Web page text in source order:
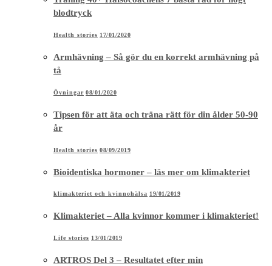
blodtryck
Health stories 17/01/2020
Armhävning – Så gör du en korrekt armhävning på
tå
Övningar 08/01/2020
Tipsen för att äta och träna rätt för din ålder 50-90
år
Health stories 08/09/2019
Bioidentiska hormoner – läs mer om klimakteriet
klimakteriet och kvinnohälsa 19/01/2019
Klimakteriet – Alla kvinnor kommer i klimakteriet!
Life stories 13/01/2019
ARTROS Del 3 – Resultatet efter min